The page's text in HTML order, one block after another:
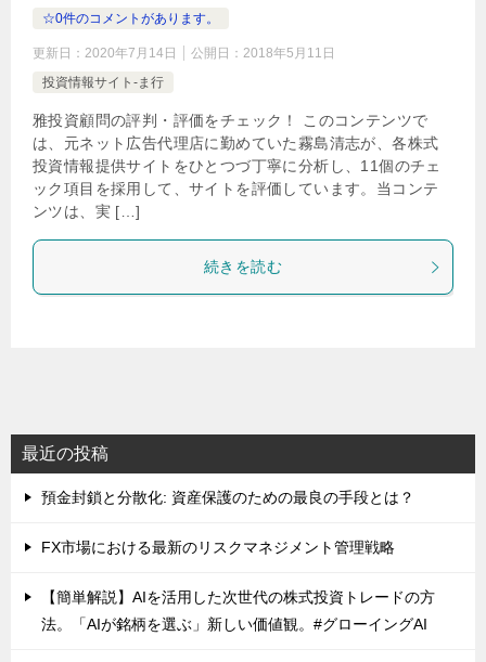
☆0件のコメントがあります。
更新日： 2020年7月14日 公開日： 2018年5月11日
投資情報サイト-ま行
雅投資顧問の評判・評価をチェック！ このコンテンツで
は、元ネット広告代理店に勤めていた霧島清志が、各株式
投資情報提供サイトをひとつづ丁寧に分析し、11個のチェ
ック項目を採用して、サイトを評価しています。当コンテ
ンツは、実 […]
続きを読む
最近の投稿
預金封鎖と分散化: 資産保護のための最良の手段とは？
FX市場における最新のリスクマネジメント管理戦略
【簡単解説】AIを活用した次世代の株式投資トレードの方
法。「AIが銘柄を選ぶ」新しい価値観。#グローイングAI